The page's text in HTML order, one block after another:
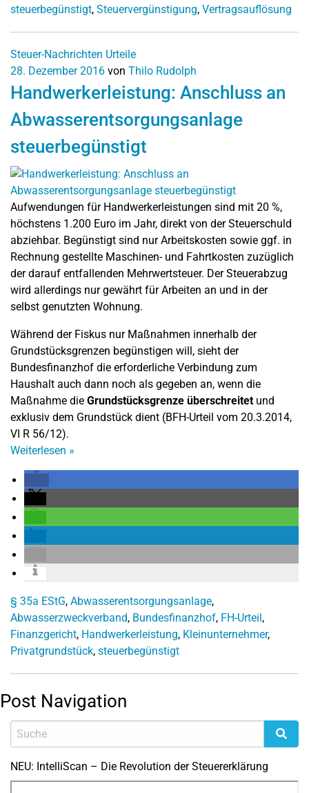
steuerbegünstigt, Steuervergünstigung, Vertragsauflösung
Steuer-Nachrichten Urteile
28. Dezember 2016 von Thilo Rudolph
Handwerkerleistung: Anschluss an
Abwasserentsorgungsanlage
steuerbegünstigt
Aufwendungen für Handwerkerleistungen sind mit 20 %,
höchstens 1.200 Euro im Jahr, direkt von der Steuerschuld
abziehbar. Begünstigt sind nur Arbeitskosten sowie ggf. in
Rechnung gestellte Maschinen- und Fahrtkosten zuzüglich
der darauf entfallenden Mehrwertsteuer. Der Steuerabzug
wird allerdings nur gewährt für Arbeiten an und in der
selbst genutzten Wohnung.
Während der Fiskus nur Maßnahmen innerhalb der
Grundstücksgrenzen begünstigen will, sieht der
Bundesfinanzhof die erforderliche Verbindung zum
Haushalt auch dann noch als gegeben an, wenn die
Maßnahme die Grundstücksgrenze überschreitetund
exklusiv dem Grundstück dient (BFH-Urteil vom 20.3.2014,
VI R 56/12).
Weiterlesen »
§ 35a EStG, Abwasserentsorgungsanlage,
Abwasserzweckverband, Bundesfinanzhof, FH-Urteil,
Finanzgericht, Handwerkerleistung, Kleinunternehmer,
Privatgrundstück, steuerbegünstigt
Post Navigation
NEU: IntelliScan – Die Revolution der Steuererklärung